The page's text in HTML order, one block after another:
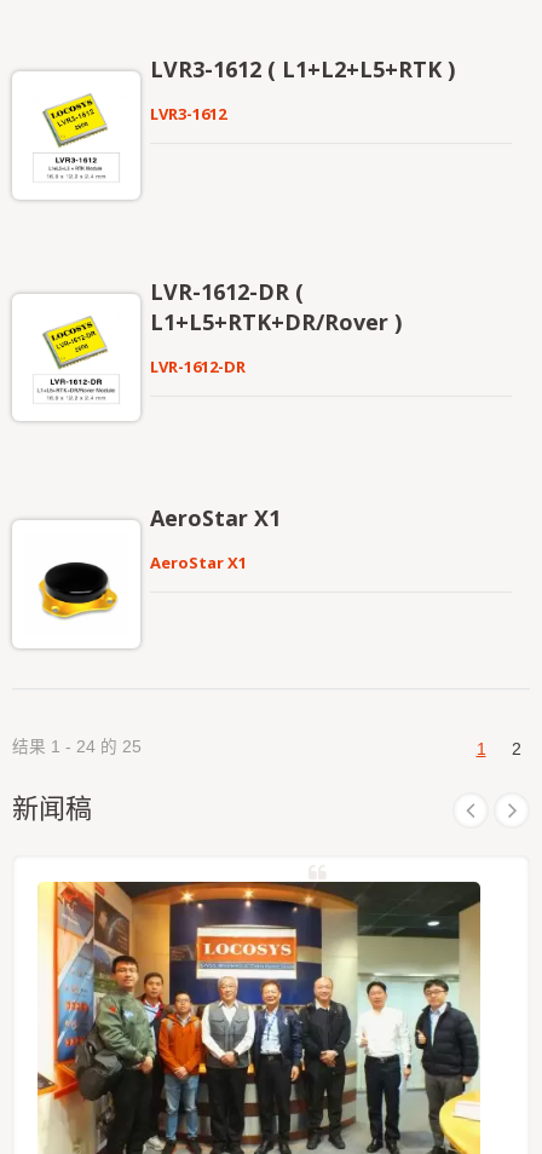
LVR3-1612 ( L1+L2+L5+RTK )
LVR3-1612
LVR-1612-DR (
L1+L5+RTK+DR/Rover )
LVR-1612-DR
AeroStar X1
AeroStar X1
结果 1 - 24 的 25 1 2
新闻稿